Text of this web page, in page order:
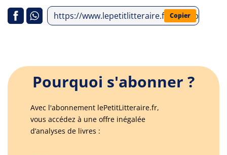
https://www.lepetitlitteraire.fr/index.php/
Copier
Pourquoi s'abonner ?
Avec l'abonnement lePetitLitteraire.fr,
vous accédez à une offre inégalée
d’analyses de livres :